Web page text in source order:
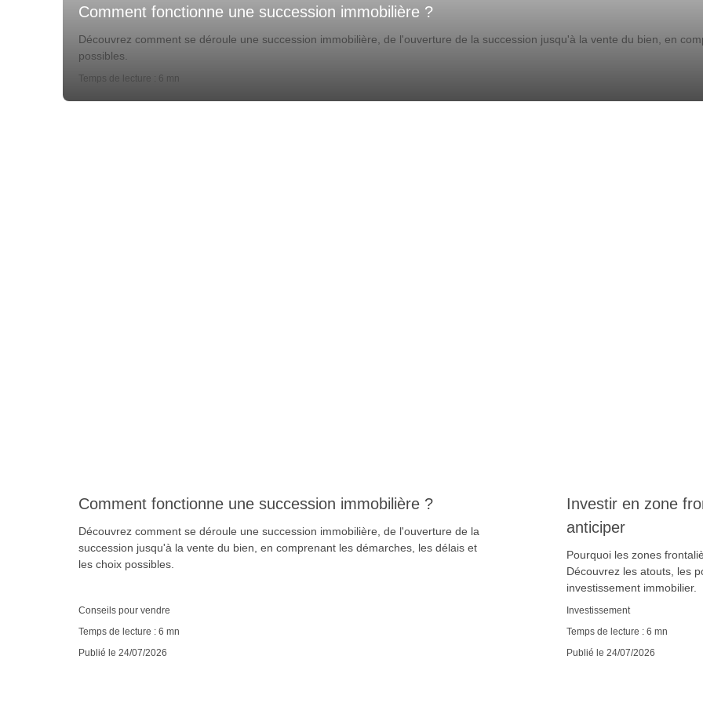
Comment fonctionne une succession immobilière ?
Découvrez comment se déroule une succession immobilière, de l'ouverture de la succession jusqu'à la vente du bien, en
possibles.
Temps de lecture : 6 mn
Comment fonctionne une succession immobilière ?
Découvrez comment se déroule une succession immobilière, de l'ouverture de la
succession jusqu'à la vente du bien, en comprenant les démarches, les délais et
les choix possibles.
Conseils pour vendre
Temps de lecture : 6 mn
Publié le 24/07/2026
Investir en zone
anticiper
Pourquoi les zones
Découvrez les atouts, les
investissement immobilier.
Investissement
Temps de lecture : 6 mn
Publié le 24/07/2026